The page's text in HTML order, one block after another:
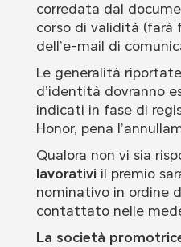
corredata dal
corso di validità (farà
dell’e-mail di
Le generalità
d’identità dovranno
indicati in fase di
Honor, pena
Qualora non vi sia
lavorativi il premio
nominativo in ordine
contattato nelle
La società